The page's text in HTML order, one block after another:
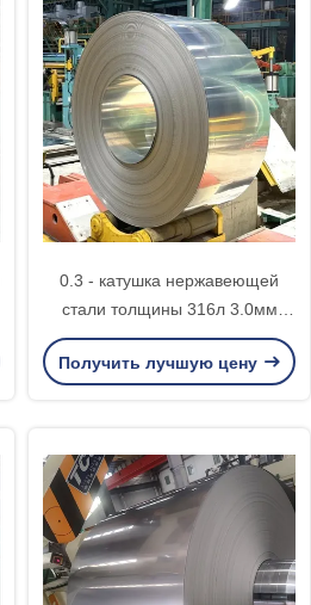
0.3 - катушка нержавеющей
стали толщины 316л 3.0мм
толщина 1000 до 1550мм
Получить лучшую цену